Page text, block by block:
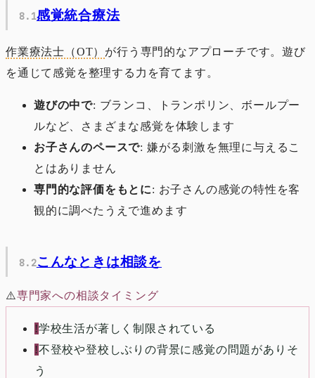
感覚統合療法
作業療法士（OT） が行う専門的なアプローチです。遊び
を通じて感覚を整理する力を育てます。
遊びの中で: ブランコ、トランポリン、ボールプー
ルなど、さまざまな感覚を体験します
お子さんのペースで: 嫌がる刺激を無理に与えるこ
とはありません
専門的な評価をもとに: お子さんの感覚の特性を客
観的に調べたうえで進めます
こんなときは相談を
⚠️専門家への相談タイミング
!学校生活が著しく制限されている
!不登校や登校しぶりの背景に感覚の問題がありそ
う